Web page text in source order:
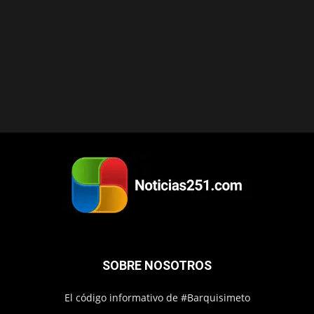
SOBRE NOSOTROS
El código informativo de #Barquisimeto